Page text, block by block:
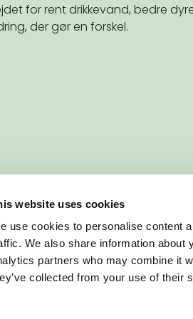
website uses cookies
use cookies to personalise content
We also share information about
partners who may combine it
collected from your use of their
for rent drikkevand, bedre
der gør en forskel.
Aarhus N
BLIV
Vær
Bliv